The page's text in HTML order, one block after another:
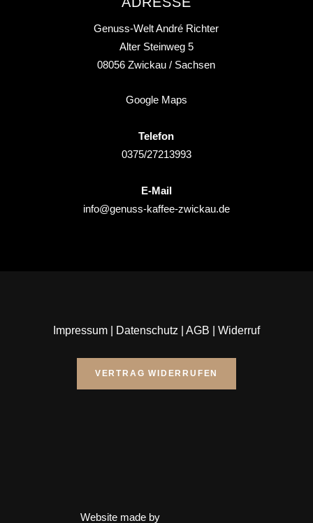
Genuss-Welt André Richter
Alter Steinweg 5
08056 Zwickau / Sachsen
Google Maps
Telefon
0375/27213993
E-Mail
info@genuss-kaffee-zwickau.de
Impressum| Datenschutz AGB Widerruf
VERTRAG WIDERRUFEN